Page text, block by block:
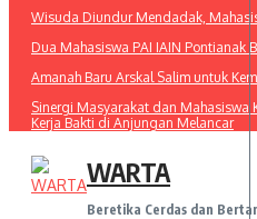
Wisuda Diundur Mendadak,
Dua Mahasiswa PAI IAIN Pontianak
Amanah Baru Arskal Salim untuk
Sinergi Masyarakat dan Mahasiswa
Kerja Bakti di Anjungan Melancar
WARTA
Beretika Cerdas dan